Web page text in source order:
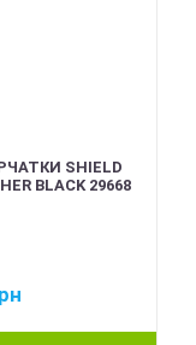
SHIELD
BLACK 29668